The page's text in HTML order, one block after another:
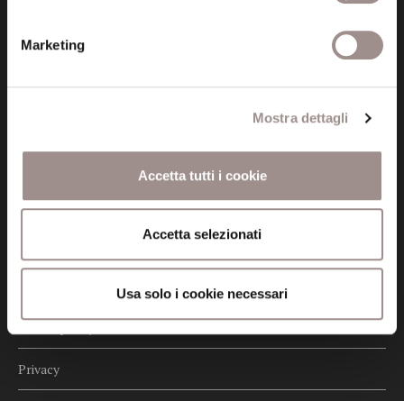
Marketing
Mostra dettagli
Accetta tutti i cookie
Accetta selezionati
Usa solo i cookie necessari
fondazionecollegiosancarlo@legalmail.it
Informazioni
Amministrazione trasparente
Privacy